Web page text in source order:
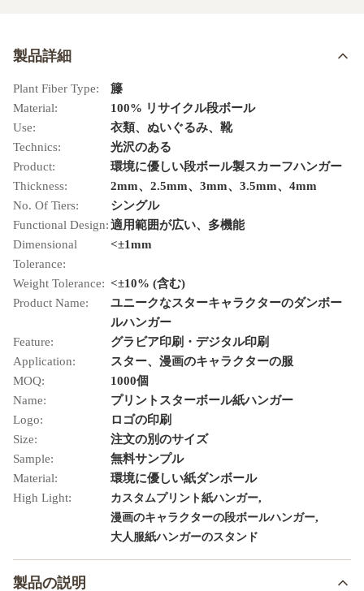
製品詳細
Plant Fiber Type:
籐
Material:
100% リサイクル段ボール
Use:
衣類、ぬいぐるみ、靴
Technics:
光沢のある
Product:
環境に優しい段ボール製スカーフハンガー
Thickness:
2mm、2.5mm、3mm、3.5mm、4mm
No. Of Tiers:
シングル
Functional Design:適用範囲が広い、多機能
Dimensional
Tolerance:
<±1mm
Weight Tolerance: <±10% (含む)
Product Name:
ユニークなスターキャラクターのダンボー
ルハンガー
Feature:
グラビア印刷・デジタル印刷
Application:
スター、漫画のキャラクターの服
MOQ:
1000個
Name:
プリントスターボール紙ハンガー
Logo:
ロゴの印刷
Size:
注文の別のサイズ
Sample:
無料サンプル
Material:
環境に優しい紙ダンボール
High Light:
カスタムプリント紙ハンガー,
漫画のキャラクターの段ボールハンガー,
大人服紙ハンガーのスタンド
製品の説明